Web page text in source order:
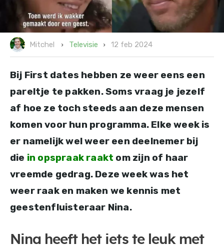
Mitchel Televisie 12 feb 2024
Bij First dates hebben ze weer eens een
pareltje te pakken. Soms vraag je jezelf
af hoe ze toch steeds aan deze mensen
komen voor hun programma. Elke week is
er namelijk wel weer een deelnemer bij
die in opspraak raakt om zijn of haar
vreemde gedrag. Deze week was het
weer raak en maken we kennis met
geestenfluisteraar Nina.
Nina heeft het iets te leuk met